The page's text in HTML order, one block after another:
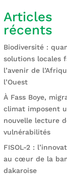
Articles
récents
Biodiversité :
solutions locales
l’avenir de
l’Ouest
À Fass Boye,
climat imposent
nouvelle lecture
vulnérabilités
FISOL-2 :
au cœur de la
dakaroise